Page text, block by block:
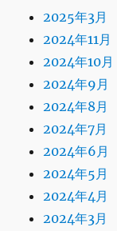
2025年3月
2024年11月
2024年10月
2024年9月
2024年8月
2024年7月
2024年6月
2024年5月
2024年4月
2024年3月